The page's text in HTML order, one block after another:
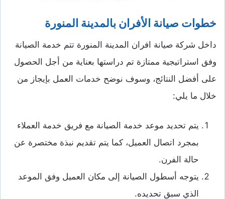
خطوات صيانة الأفران بالمدينة المنورة
داخل شركة صيانة افران المدينة المنورة تتم خدمة الصيانة
وفق استراتيجية ممتازة تم دراستها بعناية من أجل الحصول
على أفضل النتائج، وسوف نوضح خدمات العمل بإيجاز من
خلال ما يلي:
يتم تحديد موعد خدمة الصيانة مع فريق خدمة العملاء
بمجرد اتصال العميل، كما يتم تقديم نبذة مختصرة عن
حالة الفرن.
يتوجه أسطول الصيانة إلى مكان العميل وفق الموعد
الذي سبق تحديده.